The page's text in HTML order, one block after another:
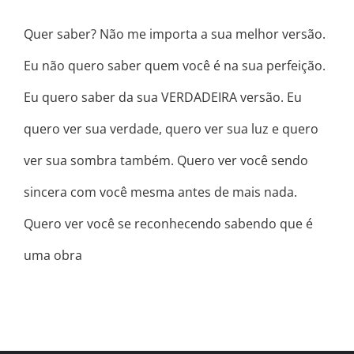
Quer saber? Não me importa a sua melhor versão.
Eu não quero saber quem você é na sua perfeição.
Eu quero saber da sua VERDADEIRA versão. Eu
quero ver sua verdade, quero ver sua luz e quero
ver sua sombra também. Quero ver você sendo
sincera com você mesma antes de mais nada.
Quero ver você se reconhecendo sabendo que é
uma obra